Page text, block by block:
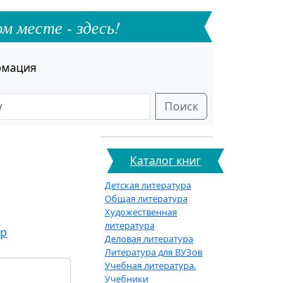
месте - здесь!
Поиск
Каталог книг
Детская литература
Общая литература
Художественная
литература
Деловая литература
Литература для ВУЗов
Учебная литература.
Учебники